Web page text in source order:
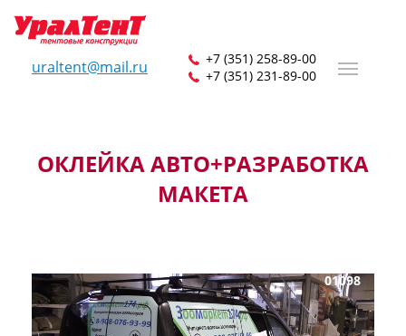
uraltent@mail.ru
+7 (351) 258-89-00
+7 (351) 231-89-00
ОКЛЕЙКА АВТО+РАЗРАБОТКА
МАКЕТА
01098